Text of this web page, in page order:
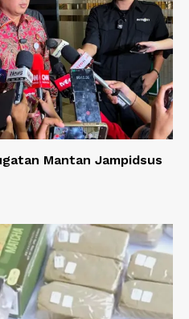
Mantan Jampidsus